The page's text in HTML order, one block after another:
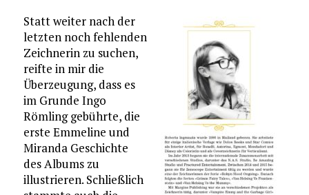
Statt weiter nach der
letzten noch fehlenden
Zeichnerin zu suchen,
reifte in mir die
Überzeugung, dass es
im Grunde Ingo
Römling gebührte, die
erste Emmeline und
Miranda Geschichte
des Albums zu
illustrieren. Schließlich